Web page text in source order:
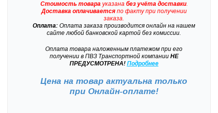
Стоимость товарауказана без учёта доставки.
Доставкаоплачиваетсяпо факту при получении
заказа.
Оплата: Оплата заказа производится онлайн на нашем
сайте любой банковской картой без комиссии.
Оплата товара наложенным платежом при его
получении в ПВЗ Транспортной компанииНЕ
ПРЕДУСМОТРЕНА! Подробнее
Цена на товар актуальна только
при Онлайн-оплате!